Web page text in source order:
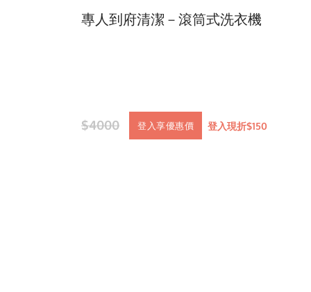
專人到府清潔－滾筒式洗衣機
$4000 登入享優惠價 登入現折$150